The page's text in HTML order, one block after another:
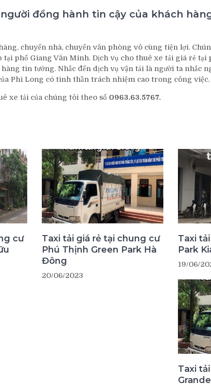
đồng hành tin cậy của khách
chuyển nhà, chuyển văn phòng vô cùng tiện lợi.
phố Giang Văn Minh. Dịch vụ cho thuê xe tải giá rẻ tại
tin tưởng. Nhắc đến dịch vụ vận tải là người ta nhắc
Phi Long có tinh thần trách nhiệm cao trong công việc.
xe tải của chúng tôi theo số 0963.63.5767.
cư
Taxi tải giá rẻ tại chung cư
Phú Thịnh Green Park Hà
Đông
20/06/2023
Taxi
Park
19/06/
Taxi